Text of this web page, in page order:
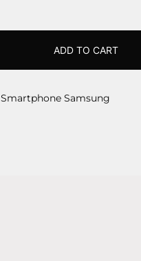
ADD TO CART
Smartphone Samsung